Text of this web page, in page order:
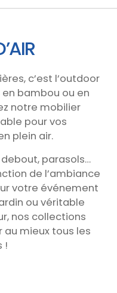
c’est l’outdoor
en bambou ou en
notre mobilier
pour vos
plein air.
parasols…
de l’ambiance
votre événement
ou véritable
nos collections
au mieux tous les
!